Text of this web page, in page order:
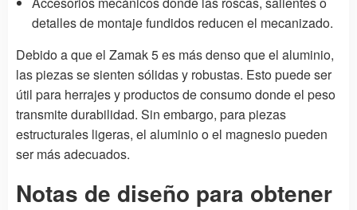
detalles de montaje fundidos reducen el mecanizado.
Debido a que el Zamak 5 es más denso que el aluminio,
las piezas se sienten sólidas y robustas. Esto puede ser
útil para herrajes y productos de consumo donde el peso
transmite durabilidad. Sin embargo, para piezas
estructurales ligeras, el aluminio o el magnesio pueden
ser más adecuados.
Notas de diseño para obtener